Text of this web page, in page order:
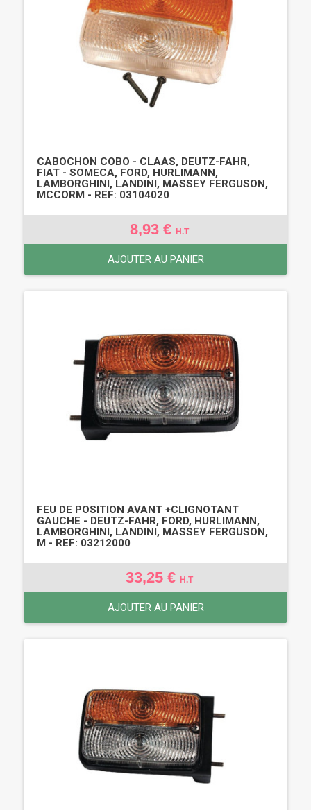
CABOCHON COBO - CLAAS, DEUTZ-FAHR,
FIAT - SOMECA, FORD, HURLIMANN,
LAMBORGHINI, LANDINI, MASSEY FERGUSON,
MCCORM - REF: 03104020
8,93 € H.T
AJOUTER AU PANIER
FEU DE POSITION AVANT +CLIGNOTANT
GAUCHE - DEUTZ-FAHR, FORD, HURLIMANN,
LAMBORGHINI, LANDINI, MASSEY FERGUSON,
M - REF: 03212000
33,25 € H.T
AJOUTER AU PANIER